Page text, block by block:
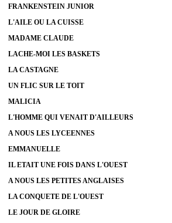
FRANKENSTEIN JUNIOR
L'AILE OU LA CUISSE
MADAME CLAUDE
LACHE-MOI LES BASKETS
LA CASTAGNE
UN FLIC SUR LE TOIT
MALICIA
L'HOMME QUI VENAIT D'AILLEURS
A NOUS LES LYCEENNES
EMMANUELLE
IL ETAIT UNE FOIS DANS L'OUEST
A NOUS LES PETITES ANGLAISES
LA CONQUETE DE L'OUEST
LE JOUR DE GLOIRE